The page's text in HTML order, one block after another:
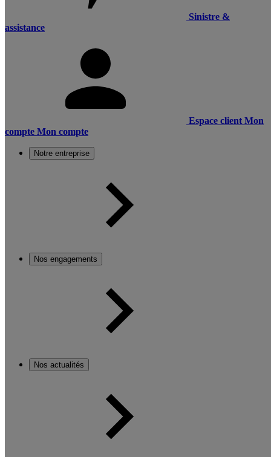
Sinistre &
assistance
Espace client Mon
compte Mon compte
Notre entreprise
Nos engagements
Nos actualités